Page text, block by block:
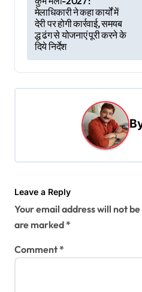
o
s
t
n
t
i
n
मेलाधिकारी ने कहा कार्यों में
देरी पर होगी कार्रवाई, समयब
द्ध ढंग से योजनाएं पूरी करने के
दिये निर्देश
Leave a Reply
Your email address will not
are marked*
Comment*